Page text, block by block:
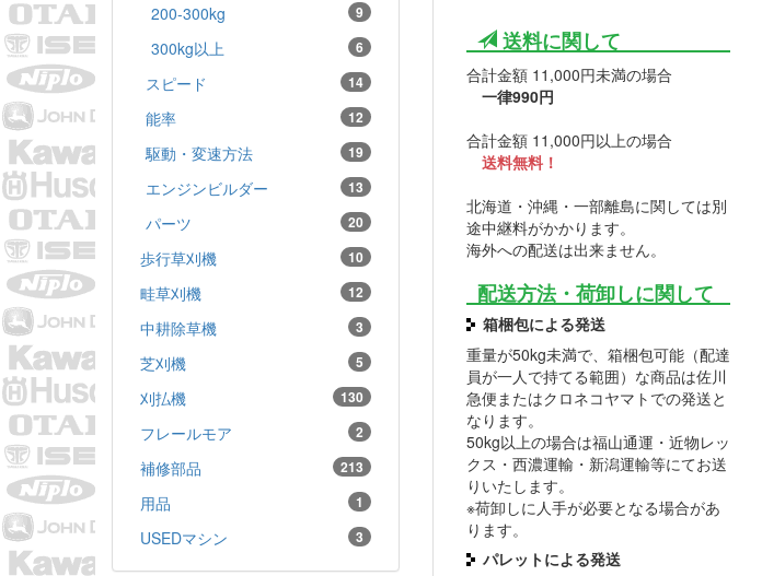
送料に関して
合計金額 11,000円未満の場合
一律990円
合計金額 11,000円以上の場合
送料無料！
北海道・沖縄・一部離島に関しては別
途中継料がかかります。
海外への配送は出来ません。
配送方法・荷卸しに関して
箱梱包による発送
重量が50kg未満で、箱梱包可能（配達
員が一人で持てる範囲）な商品は佐川
急便またはクロネコヤマトでの発送と
なります。
50kg以上の場合は福山通運・近物レッ
クス・西濃運輸・新潟運輸等にてお送
りいたします。
※荷卸しに人手が必要となる場合があ
ります。
パレットによる発送
200-300kg 9
300kg以上 6
スピード 14
能率 12
駆動・変速方法 19
エンジンビルダー 13
パーツ 20
歩行草刈機 10
畦草刈機 12
中耕除草機 3
芝刈機 5
刈払機 130
フレールモア 2
補修部品 213
用品 1
USEDマシン 3